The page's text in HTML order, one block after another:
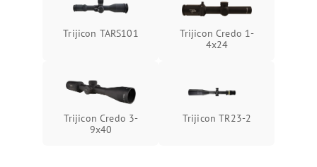
Trijicon TARS101
Trijicon Credo 1-
4x24
Trijicon Credo 3-
9x40
Trijicon TR23-2